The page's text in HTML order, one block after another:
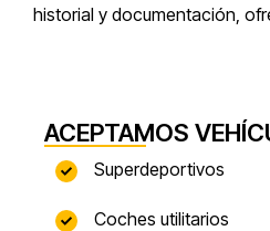
historial y documentación,
ACEPTAMOS
Superdeportivos
Coches utilitarios